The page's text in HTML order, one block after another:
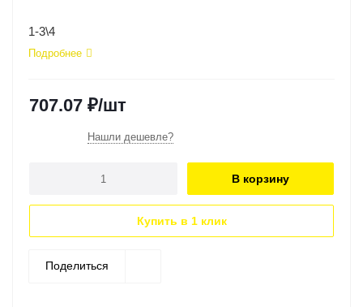
1-3\4
Подробнее
707.07 ₽/шт
Нашли дешевле?
В корзину
Купить в 1 клик
Поделиться